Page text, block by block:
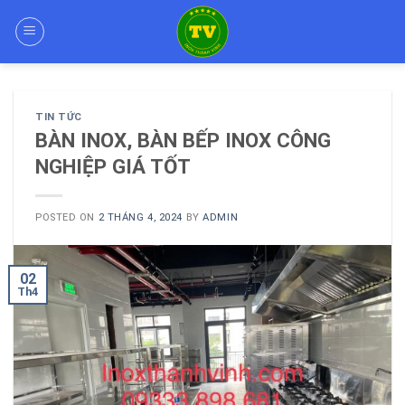
TIN TỨC
BÀN INOX, BÀN BẾP INOX CÔNG
NGHIỆP GIÁ TỐT
POSTED ON 2 THÁNG 4, 2024 BYADMIN
02
Th4